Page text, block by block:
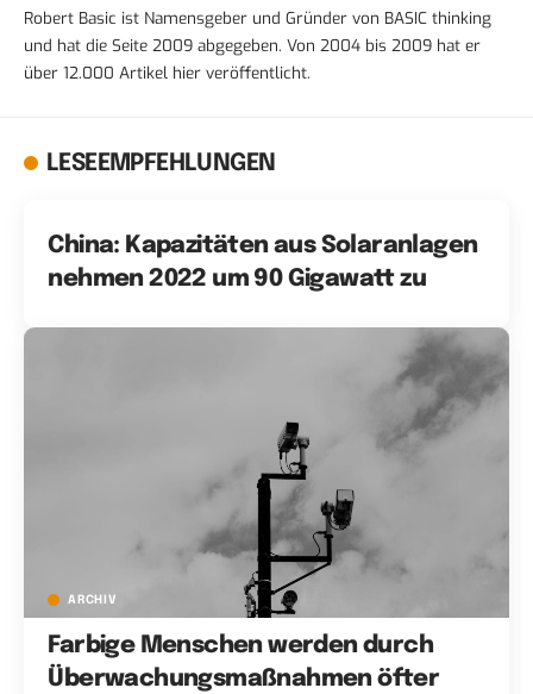
Robert Basic ist Namensgeber und Gründer von BASIC thinking
und hat die Seite 2009 abgegeben. Von 2004 bis 2009 hat er
über 12.000 Artikel hier veröffentlicht.
LESEEMPFEHLUNGEN
China: Kapazitäten aus Solaranlagen
nehmen 2022 um 90 Gigawatt zu
ARCHIV
Farbige Menschen werden durch
Überwachungsmaßnahmen öfter